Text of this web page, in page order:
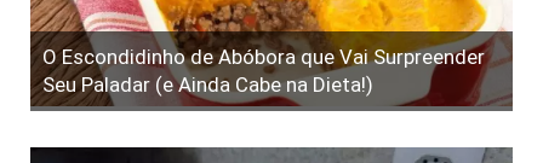
O Escondidinho de Abóbora que Vai Surpreender
Seu Paladar (e Ainda Cabe na Dieta!)